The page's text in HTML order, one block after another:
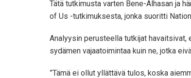
Tätä tutkimusta varten Bene-Alhasan ja
of Us -tutkimuksesta, jonka suoritti
Analyysin perusteella tutkijat
sydämen vajaatoimintaa kuin ne, jotka
”Tämä ei ollut yllättävä tulos, koska